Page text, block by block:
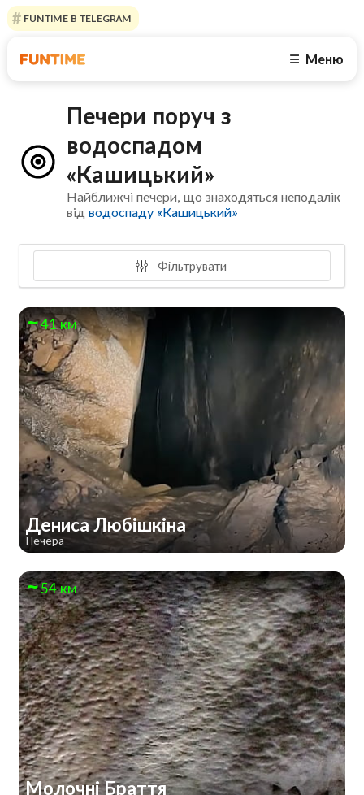
FUNTIME В TELEGRAM
☰ Меню
Печери поруч з
водоспадом
«Кашицький»
Найближчі печери, що знаходяться неподалік
відводоспаду «Кашицький»
Фільтрувати
41 км
Дениса Любішкіна
Печера
54 км
Молочні Браття